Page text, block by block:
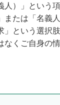
人）」という
または「名義
」という選択
なくご自身の